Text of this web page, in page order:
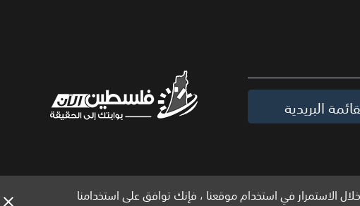
الاستمرار في استخدام موقعنا ، فإنك توافق على استخدامنا
البريدية